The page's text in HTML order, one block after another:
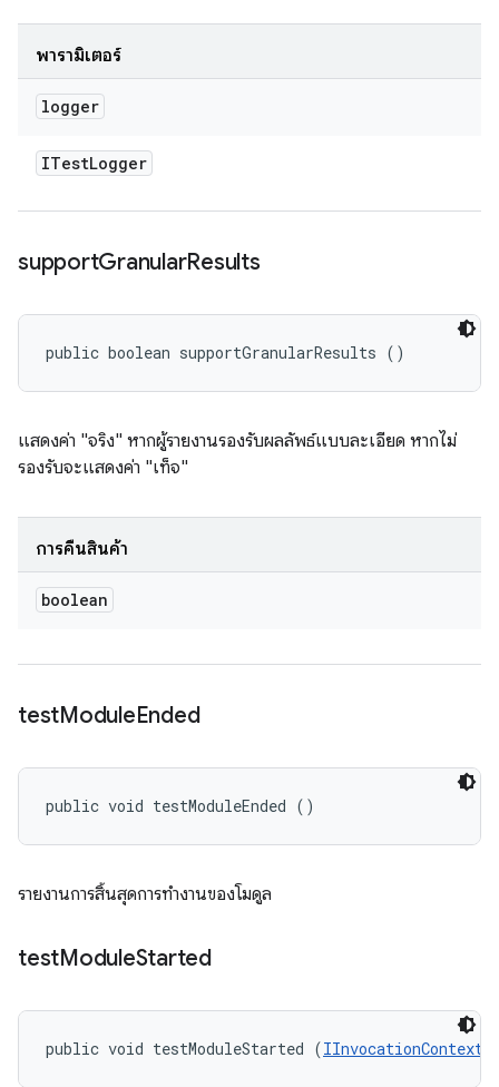
พารามิเตอร์
logger
ITestLogger
supportGranularResults
public boolean supportGranularResults ()
แสดงค่า "จริง" หากผู้รายงานรองรับผลลัพธ์แบบละเอียด หากไม่
รองรับจะแสดงค่า "เท็จ"
การคืนสินค้า
boolean
testModuleEnded
public void testModuleEnded ()
รายงานการสิ้นสุดการทำงานของโมดูล
testModuleStarted
public void testModuleStarted (IInvocationContext